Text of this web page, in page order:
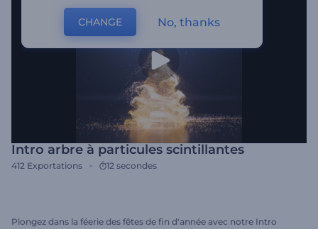
Intro arbre à particules scintillantes
412 Exportations 12 secondes
Plongez dans la féerie des fêtes de fin d'année avec notre Intro
CHANGE No, thanks